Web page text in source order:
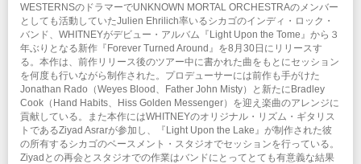
WESTERNSのドラマーでUNKNOWN MORTAL ORCHESTRAのメンバー
としても活動していたJulien Ehrilich率いるシカゴのインディ・ロック・
バンド、WHITNEYがデビュー・アルバム『Light Upon the Tome』から３
年ぶりとなる新作『Forever Turned Around』を8月30日にリリースす
る。本作は、前作リリース後のツアー中に書かれた曲をもとにセッション
を何度も行いながら制作された。プロデューサーには前作も手がけた
Jonathan Rado（Weyes Blood、Father John Misty）と新たにBradley
Cook（Hand Habits、Hiss Golden Messenger）を迎え楽曲のアレンジに
貢献している。また本作にはWHITNEYのオリジナル・リズム・ギタリス
トであるZiyad Asrarが参加し、『Light Upon the Lake』が制作された彼
の所有するシカゴのベースメント・スタジオでセッションを行っている。
Ziyadとの再会とスタジオでの作業はバンドにとってとても有意義な結果